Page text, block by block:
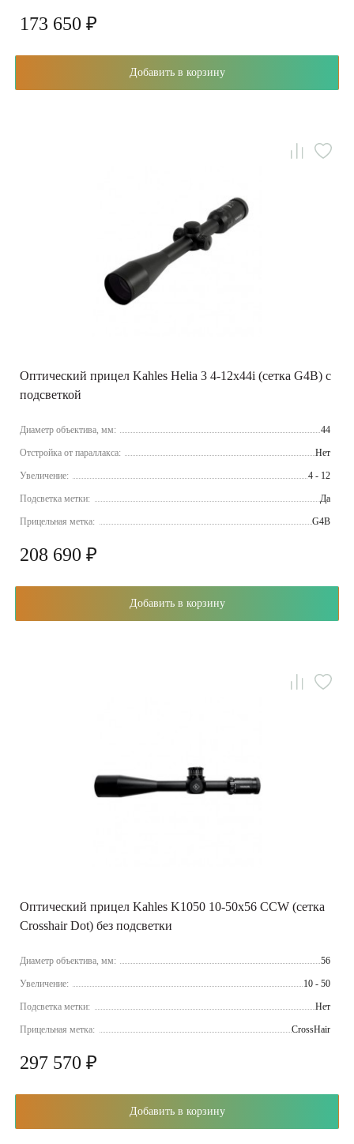
173 650 ₽
Добавить в корзину
Оптический прицел Kahles Helia 3 4-12x44i (сетка G4B) с
подсветкой
Диаметр объектива, мм: 44
Отстройка от параллакса: Нет
Увеличение: 4 - 12
Подсветка метки: Да
Прицельная метка: G4B
208 690 ₽
Добавить в корзину
Оптический прицел Kahles K1050 10-50x56 CCW (сетка
Crosshair Dot) без подсветки
Диаметр объектива, мм: 56
Увеличение: 10 - 50
Подсветка метки: Нет
Прицельная метка: CrossHair
297 570 ₽
Добавить в корзину